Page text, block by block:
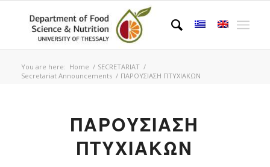
You are here: Home / SECRETARIAT /
Secretariat Announcements / ΠΑΡΟΥΣΙΑΣΗ ΠΤΥΧΙΑΚΩΝ
ΠΑΡΟΥΣΙΑΣΗ
ΠΤΥΧΙΑΚΩΝ